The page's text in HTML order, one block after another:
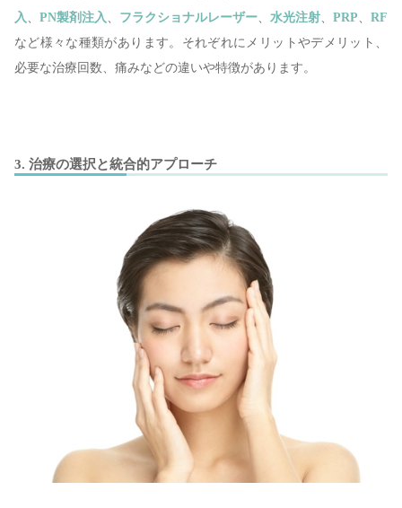
入
PN製剤注入 フラクショナルレーザー 水光注射 PRP
RF
など様々な種類があります。それぞれにメリットやデメリット、
必要な治療回数、痛みなどの違いや特徴があります。
3. 治療の選択と統合的アプローチ